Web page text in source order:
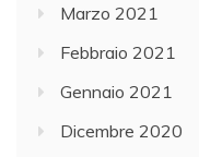
Marzo 2021
Febbraio 2021
Gennaio 2021
Dicembre 2020